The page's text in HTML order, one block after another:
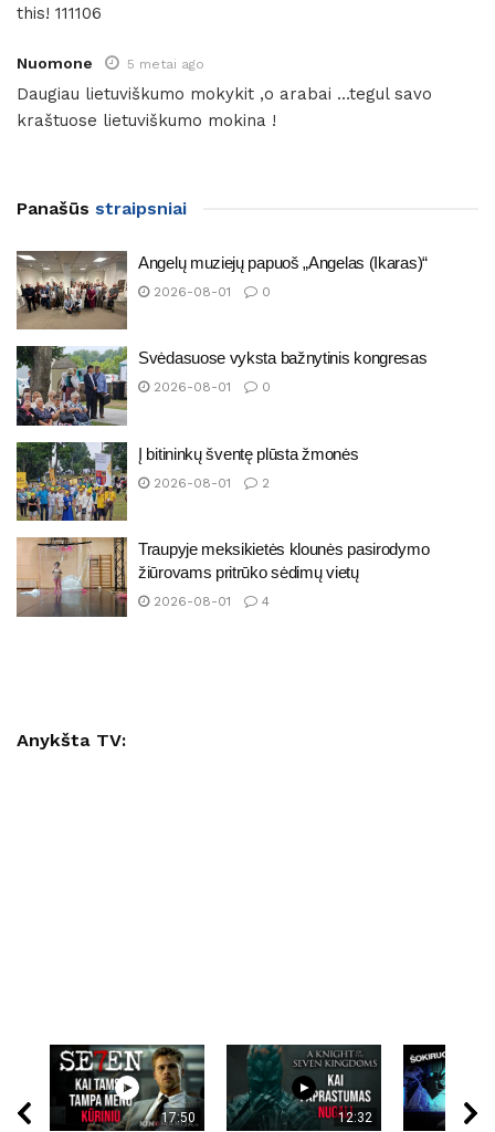
this! 111106
Nuomone 5 metai ago
Daugiau lietuviškumo mokykit ,o arabai …tegul savo
kraštuose lietuviškumo mokina !
Panašūs straipsniai
Angelų muziejų papuoš „Angelas (Ikaras)“
2026-08-01 0
Svėdasuose vyksta bažnytinis kongresas
2026-08-01 0
Į bitininkų šventę plūsta žmonės
2026-08-01 2
Traupyje meksikietės klounės pasirodymo
žiūrovams pritrūko sėdimų vietų
2026-08-01 4
Anykšta TV:
17:50 12:32